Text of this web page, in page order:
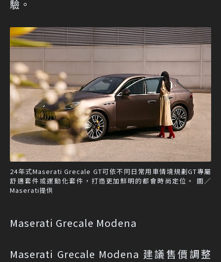
驗。
24年式Maserati Grecale GT可依不同日常用車情境規劃GT專屬
舒適套件或運動化套件，打造更加鮮明的都會時尚定位。 圖／
Maserati提供
Maserati Grecale Modena
Maserati Grecale Modena 建議售價調整